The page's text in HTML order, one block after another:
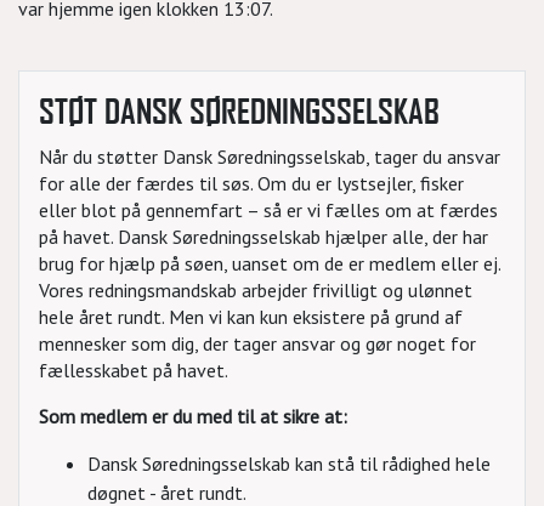
var hjemme igen klokken 13:07.
STØT DANSK SØREDNINGSSELSKAB
Når du støtter Dansk Søredningsselskab, tager du ansvar
for alle der færdes til søs. Om du er lystsejler, fisker
eller blot på gennemfart – så er vi fælles om at færdes
på havet. Dansk Søredningsselskab hjælper alle, der har
brug for hjælp på søen, uanset om de er medlem eller ej.
Vores redningsmandskab arbejder frivilligt og ulønnet
hele året rundt. Men vi kan kun eksistere på grund af
mennesker som dig, der tager ansvar og gør noget for
fællesskabet på havet.
Som medlem er du med til at sikre at:
Dansk Søredningsselskab kan stå til rådighed hele
døgnet - året rundt.